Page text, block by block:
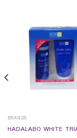
BRANDS
HADALABO WHITE